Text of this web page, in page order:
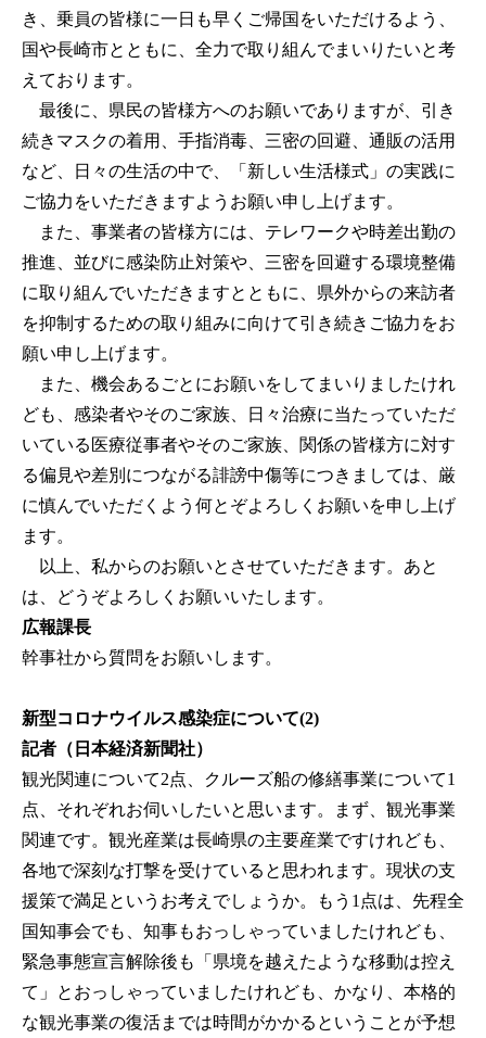
き、乗員の皆様に一日も早くご帰国をいただけるよう、
国や長崎市とともに、全力で取り組んでまいりたいと考
えております。
最後に、県民の皆様方へのお願いでありますが、引き
続きマスクの着用、手指消毒、三密の回避、通販の活用
など、日々の生活の中で、「新しい生活様式」の実践に
ご協力をいただきますようお願い申し上げます。
また、事業者の皆様方には、テレワークや時差出勤の
推進、並びに感染防止対策や、三密を回避する環境整備
に取り組んでいただきますとともに、県外からの来訪者
を抑制するための取り組みに向けて引き続きご協力をお
願い申し上げます。
また、機会あるごとにお願いをしてまいりましたけれ
ども、感染者やそのご家族、日々治療に当たっていただ
いている医療従事者やそのご家族、関係の皆様方に対す
る偏見や差別につながる誹謗中傷等につきましては、厳
に慎んでいただくよう何とぞよろしくお願いを申し上げ
ます。
以上、私からのお願いとさせていただきます。あと
は、どうぞよろしくお願いいたします。
広報課長
幹事社から質問をお願いします。
新型コロナウイルス感染症について(2)
記者（日本経済新聞社）
観光関連について2点、クルーズ船の修繕事業について1
点、それぞれお伺いしたいと思います。まず、観光事業
関連です。観光産業は長崎県の主要産業ですけれども、
各地で深刻な打撃を受けていると思われます。現状の支
援策で満足というお考えでしょうか。もう1点は、先程全
国知事会でも、知事もおっしゃっていましたけれども、
緊急事態宣言解除後も「県境を越えたような移動は控え
て」とおっしゃっていましたけれども、かなり、本格的
な観光事業の復活までは時間がかかるということが予想